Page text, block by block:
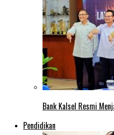
Bank Kalsel Resmi
Pendidikan